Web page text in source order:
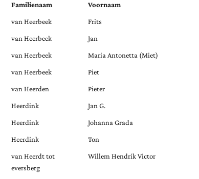
Familienaam Voornaam
van Heerbeek Frits
van Heerbeek Jan
van Heerbeek Maria Antonetta (Miet)
van Heerbeek Piet
van Heerden Pieter
Heerdink Jan G.
Heerdink Johanna Grada
Heerdink Ton
van Heerdt tot
eversberg
Willem Hendrik Victor